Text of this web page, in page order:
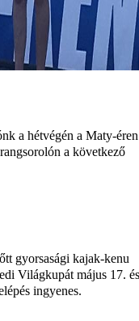
a hétvégén a Maty-éren
a következő
gyorsasági kajak-kenu
Világkupát május 17. és
ingyenes.